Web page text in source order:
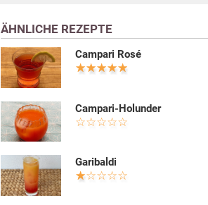
ÄHNLICHE REZEPTE
Campari Rosé
Campari-Holunder
Garibaldi